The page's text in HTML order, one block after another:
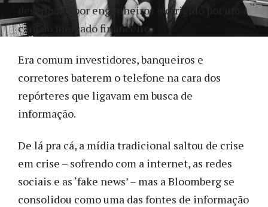
desenhado por engenheiros e dirigido por um
cara do mercado financeiro.
Era comum investidores, banqueiros e
corretores baterem o telefone na cara dos
repórteres que ligavam em busca de
informação.
De lá pra cá, a mídia tradicional saltou de crise
em crise – sofrendo com a internet, as redes
sociais e as ‘fake news’ – mas a Bloomberg se
consolidou como uma das fontes de informação